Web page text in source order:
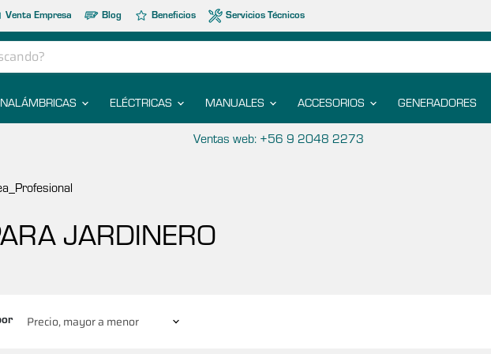
Venta Empresa Blog Beneficios Servicios Técnicos
ELÉCTRICAS MANUALES ACCESORIOS GENERADORES
Ventas web: +56 9 2048 2273
JARDINERO